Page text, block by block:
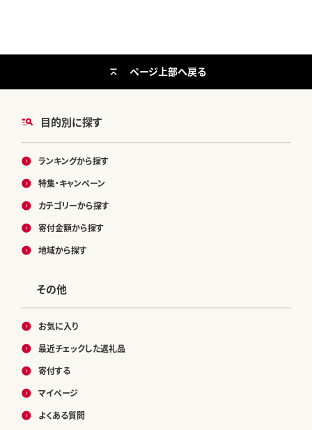
目的別に探す
ランキングから探す
特集・キャンペーン
カテゴリーから探す
寄付金額から探す
地域から探す
その他
お気に入り
最近チェックした返礼品
寄付する
マイページ
よくある質問
ページ上部へ戻る